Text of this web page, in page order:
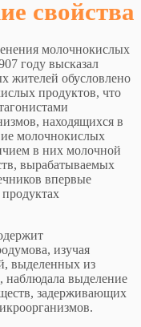
свойства
молочнокислых
году высказал
жителей обусловлено
продуктов, что
находящихся в
молочнокислых
в них молочной
вырабатываемых
впервые
изучая
выделенных из
наблюдала выделение
задерживающих